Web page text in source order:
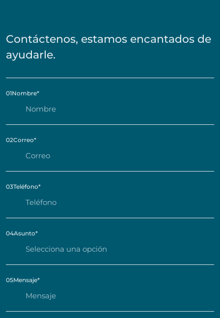
Contáctenos, estamos encantados de
ayudarle.
01Nombre*
02Correo*
03Teléfono*
04Asunto*
05Mensaje*